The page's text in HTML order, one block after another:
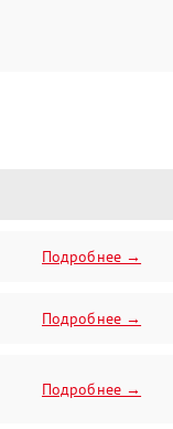
Подробнее →
Подробнее →
Подробнее →